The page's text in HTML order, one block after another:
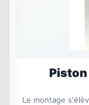
Le montage